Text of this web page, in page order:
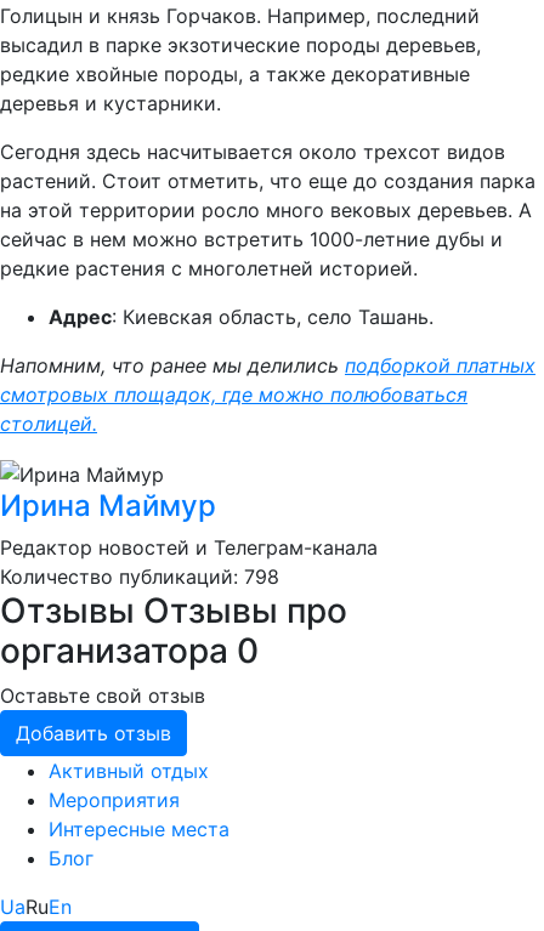
Голицын и князь Горчаков. Например, последний
высадил в парке экзотические породы деревьев,
редкие хвойные породы, а также декоративные
деревья и кустарники.
Сегодня здесь насчитывается около трехсот видов
растений. Стоит отметить, что еще до создания парка
на этой территории росло много вековых деревьев. А
сейчас в нем можно встретить 1000-летние дубы и
редкие растения с многолетней историей.
Адрес: Киевская область, село Ташань.
Напомним, что ранее мы делились подборкой платных
смотровых площадок, где можно полюбоваться
столицей.
Ирина Маймур
Редактор новостей и Телеграм-канала
Количество публикаций: 798
Отзывы Отзывы про
организатора 0
Оставьте свой отзыв
Добавить отзыв
Активный отдых
Мероприятия
Интересные места
Блог
UaRuEn